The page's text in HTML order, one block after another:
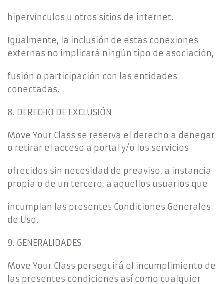
hipervínculos u otros sitios de internet.
Igualmente, la inclusión de estas conexiones
externas no implicará ningún tipo de asociación,
fusión o participación con las entidades
conectadas.
8. DERECHO DE EXCLUSIÓN
Move Your Class se reserva el derecho a denegar
o retirar el acceso a portal y/o los servicios
ofrecidos sin necesidad de preaviso, a instancia
propia o de un tercero, a aquellos usuarios que
incumplan las presentes Condiciones Generales
de Uso.
9. GENERALIDADES
Move Your Class perseguirá el incumplimiento de
las presentes condiciones así como cualquier